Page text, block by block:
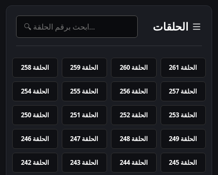
الحلقات
الحلقة 261 الحلقة 260 الحلقة 259 الحلقة 258
الحلقة 257 الحلقة 256 الحلقة 255 الحلقة 254
الحلقة 253 الحلقة 252 الحلقة 251 الحلقة 250
الحلقة 249 الحلقة 248 الحلقة 247 الحلقة 246
الحلقة 245 الحلقة 244 الحلقة 243 الحلقة 242